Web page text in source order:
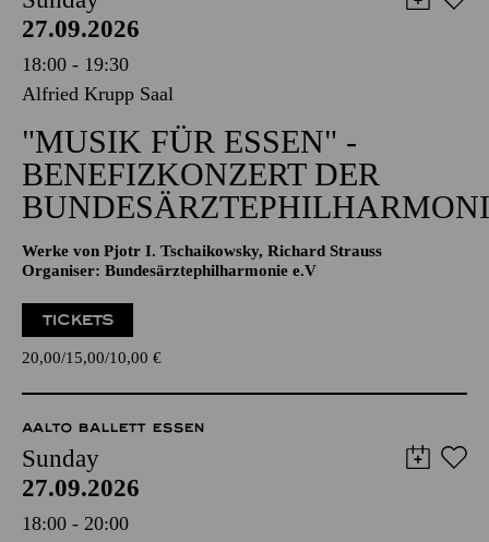
27.09.2026
18:00 - 19:30
Alfried Krupp Saal
"MUSIK FÜR ESSEN" -
BENEFIZKONZERT DER
Werke von Pjotr I. Tschaikowsky, Richard Strauss
Organiser: Bundesärztephilharmonie e.V
TICKETS
20,00 15,00 10,00 €
AALTO BALLETT ESSEN
Sunday
27.09.2026
18:00 - 20:00